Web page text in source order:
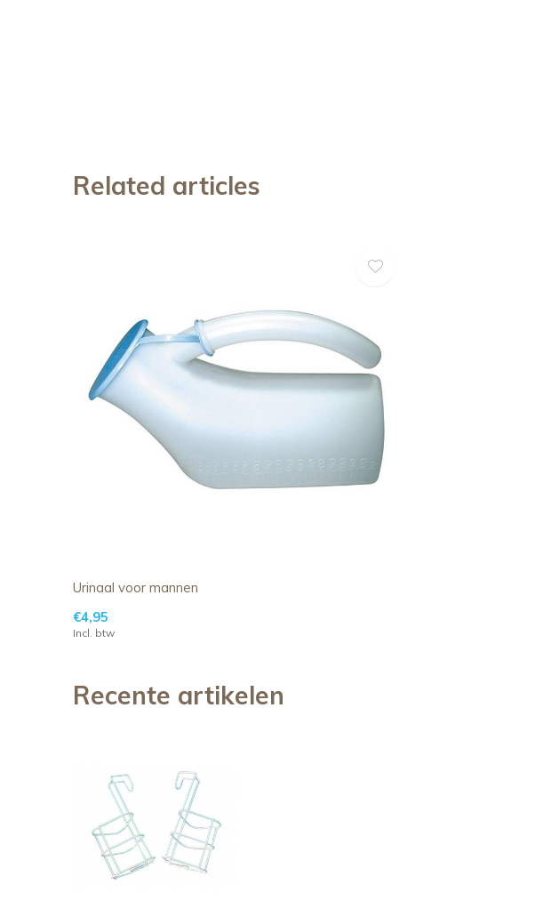
Related articles
Urinaal voor mannen
€4,95
Incl. btw
Recente artikelen